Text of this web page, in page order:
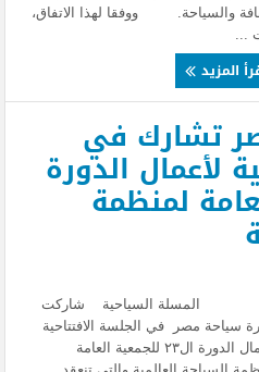
والسياحة. ووفقا لهذا الاتفاق،
...
المزيد
تشارك في
لأعمال الدورة
العامة لمنظمة
السياحية شاركت
سياحة مصر في الجلسة الافتتاحية
لأعمال الدورة ال٢٣ للجمعية العامة